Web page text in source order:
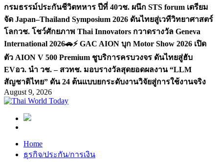
กรมธรรม์ประกันชีวิตทหาร ปีที่ 40วช. ผนึก STS forum เตรียม
จัด Japan–Thailand Symposium 2026 ดันไทยสู่เวทีวิทยาศาสตร์
โลกวช. โชว์ศักยภาพ Thai Innovators กวาดรางวัล Geneva
International 2026🚗⚡️ GAC AION บุก Motor Show 2026 เปิด
ตัว AION V 500 Premium ชูบริการครบวงจร ดันไทยสู่ฮับ
EVอว. นำ วช. – สวทช. มอบรางวัลสุดยอดผลงาน “LLM
สัญชาติไทย” ดัน 24 ต้นแบบยกระดับงานวิจัยสู่การใช้งานจริง
August 9, 2026
Home
ธุรกิจ/ประกัน/การเงิน